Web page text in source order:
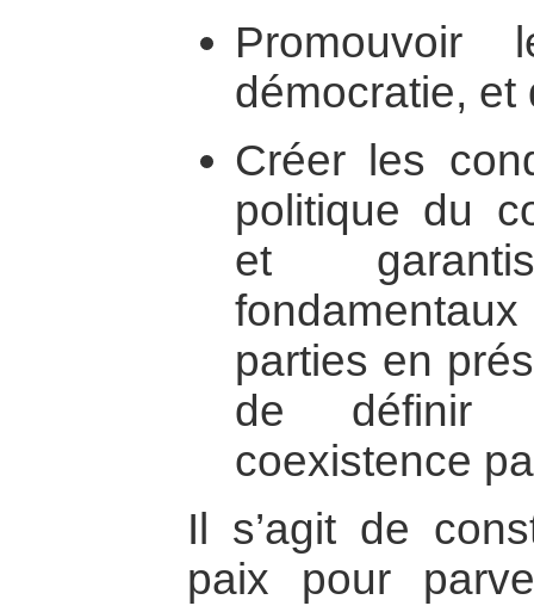
démocratie, et
Créer les
politique du
et
parties en
de définir
coexistence
Il s’agit de
paix pour